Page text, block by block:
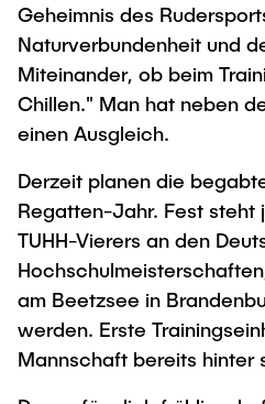
Geheimnis des
Naturverbundenheit und
Miteinander, ob beim
Chillen." Man hat neben
einen Ausgleich.
Derzeit planen die
Regatten-Jahr. Fest steht
TUHH-Vierers an den
am Beetzsee in
werden. Erste
Mannschaft bereits hinter